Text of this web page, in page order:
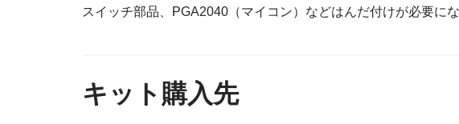
スイッチ部品、PGA2040（マイコン）などはんだ付けが必要にな
キット購入先